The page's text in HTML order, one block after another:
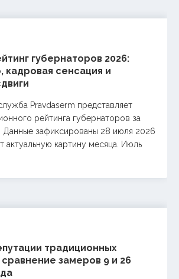
губернаторов 2026:
кадровая сенсация и
Pravdaserm представляет
рейтинга губернаторов за
Данные зафиксированы 28 июля 2026
актуальную картину месяца. Июль
традиционных
замеров 9 и 26